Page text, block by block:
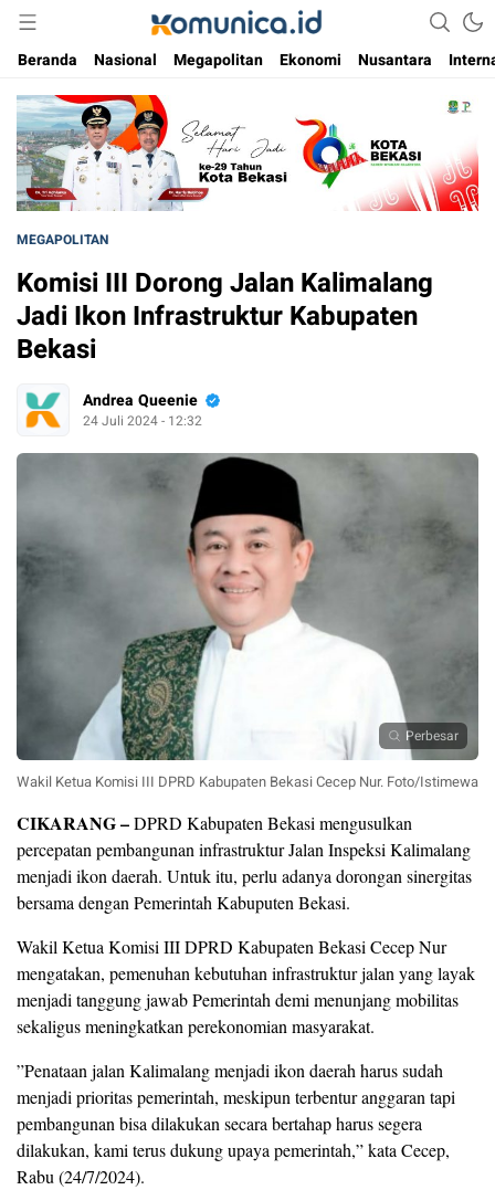
Komunica
Media Informasi Masa Kini
Beranda
Nasional Megapolitan Ekonomi Nusantara
MEGAPOLITAN
Komisi III Dorong Jalan Kalimalang
Jadi Ikon Infrastruktur Kabupaten
Bekasi
Andrea Queenie
24 Juli 2024 - 12:32
Perbesar
Wakil Ketua Komisi III DPRD Kabupaten Bekasi Cecep Nur. Foto/Istimewa
CIKARANG –DPRD Kabupaten Bekasi mengusulkan
percepatan pembangunan infrastruktur Jalan Inspeksi Kalimalang
menjadi ikon daerah. Untuk itu, perlu adanya dorongan sinergitas
bersama dengan Pemerintah Kabuputen Bekasi.
Wakil Ketua Komisi III DPRD Kabupaten Bekasi Cecep Nur
mengatakan, pemenuhan kebutuhan infrastruktur jalan yang layak
menjadi tanggung jawab Pemerintah demi menunjang mobilitas
sekaligus meningkatkan perekonomian masyarakat.
”Penataan jalan Kalimalang menjadi ikon daerah harus sudah
menjadi prioritas pemerintah, meskipun terbentur anggaran tapi
pembangunan bisa dilakukan secara bertahap harus segera
dilakukan, kami terus dukung upaya pemerintah,” kata Cecep,
Rabu (24/7/2024).